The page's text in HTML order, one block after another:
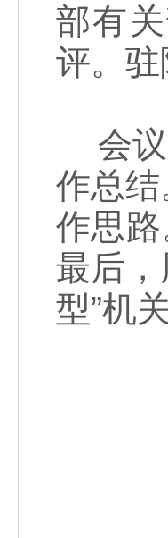
部有
评。
会议
作总
作思
最后
型”机